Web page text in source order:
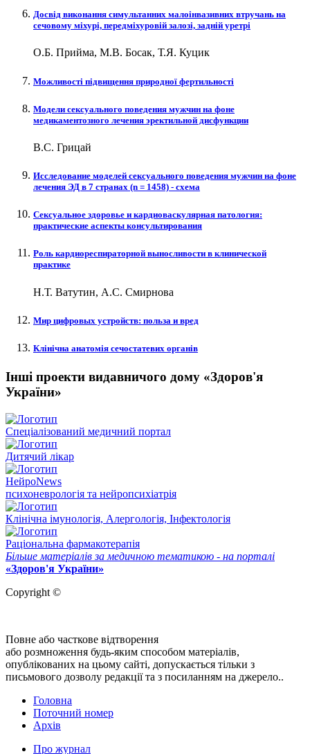
Досвід виконання симультанних малоінвазивних втручань на
сечовому міхурі, передміхуровій залозі, задній уретрі
О.Б. Прийма, М.В. Босак, Т.Я. Куцик
Можливості підвищення природної фертильності
Модели сексуального поведения мужчин на фоне
медикаментозного лечения эректильной дисфункции
В.С. Грицай
Исследование моделей сексуального поведения мужчин на фоне
лечения ЭД в 7 странах (n = 1458) - схема
Сексуальное здоровье и кардиоваскулярная патология:
практические аспекты консультирования
Роль кардиореспираторной выносливости в клинической
практике
Н.Т. Ватутин, А.С. Смирнова
Мир цифровых устройств: польза и вред
Клінічна анатомія сечостатевих органів
Інші проекти видавничого дому «Здоров'я
України»
Спеціалізований медичний портал
Дитячий лікар
НейроNews
психоневрологія та нейропсихіатрія
Клінічна імунологія, Алергологія, Інфектологія
Раціональна фармакотерапія
Більше матеріалів за медичною тематикою - на порталі
«Здоров'я України»
Copyright ©
Повне або часткове відтворення
або розмноження будь-яким способом матеріалів,
опублікованих на цьому сайті, допускається тільки з
письмового дозволу редакції та з посиланням на джерело..
Головна
Поточний номер
Архів
Про журнал